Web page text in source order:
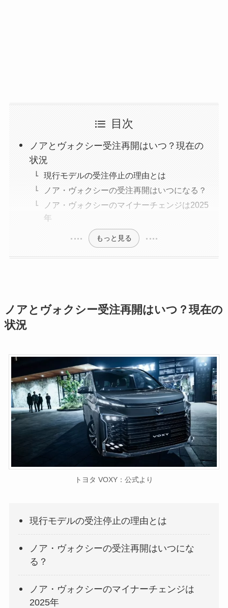
目次
ノアとヴォクシー受注再開はいつ？現在の
状況
現行モデルの受注停止の理由とは
ノア・ヴォクシーの受注再開はいつになる？
ノア・ヴォクシーのマイナーチェンジは2025
年
もっと見る
ノアとヴォクシー受注再開はいつ？現在の
状況
トヨタ VOXY：公式より
現行モデルの受注停止の理由とは
ノア・ヴォクシーの受注再開はいつにな
る？
ノア・ヴォクシーのマイナーチェンジは
2025年